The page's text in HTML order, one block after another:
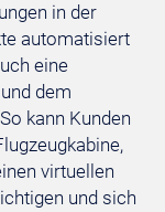
in der
automatisiert
eine
dem
kann Kunden
virtuellen
und sich